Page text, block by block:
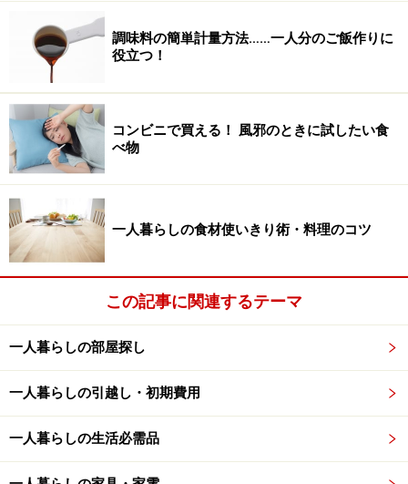
調味料の簡単計量方法……一人分のご飯作りに
役立つ！
コンビニで買える！ 風邪のときに試したい食
べ物
一人暮らしの食材使いきり術・料理のコツ
この記事に関連するテーマ
一人暮らしの部屋探し
一人暮らしの引越し・初期費用
一人暮らしの生活必需品